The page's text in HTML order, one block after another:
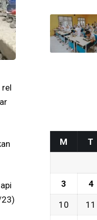
rel
23)
M T
3 4
10 11